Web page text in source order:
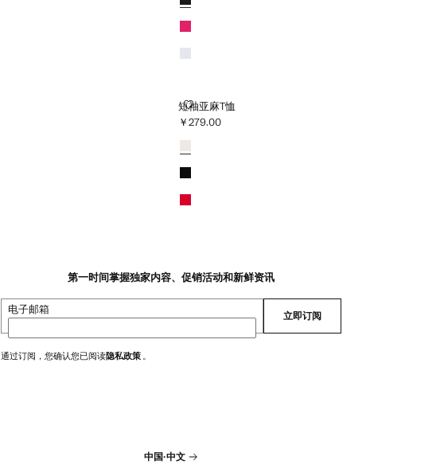
紫红色
白色
短袖亚麻T恤
短袖亚麻T恤
当前价格 [￥279.00 ]
￥279.00
颜色
灰白
黑色
红色
第一时间掌握独家内容、促销活动和新鲜资讯
电子邮箱 立即订阅
通过订阅，您确认您已阅读隐私政策
中国·中文